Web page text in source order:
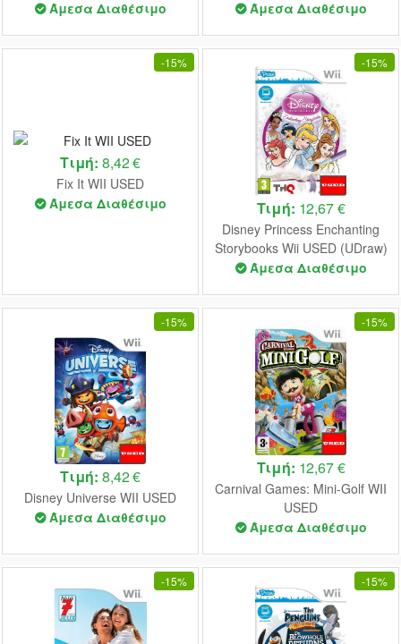
Άμεσα Διαθέσιμο
Άμεσα Διαθέσιμο
-15%
Τιμή: 8,42 €
Fix It WII USED
Άμεσα Διαθέσιμο
-15%
Τιμή: 12,67 €
Disney Princess Enchanting
Storybooks Wii USED (UDraw)
Άμεσα Διαθέσιμο
-15%
Τιμή: 8,42 €
Disney Universe WII USED
Άμεσα Διαθέσιμο
-15%
Τιμή: 12,67 €
Carnival Games: Mini-Golf WII
USED
Άμεσα Διαθέσιμο
-15% -15%